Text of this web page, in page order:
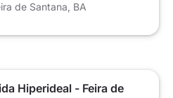
de Santana , BA
Hiperideal - Feira de